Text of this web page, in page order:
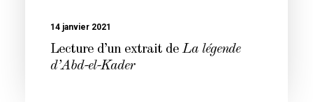
14 janvier 2021
Lecture d’un extrait de La légende
d’Abd-el-Kader